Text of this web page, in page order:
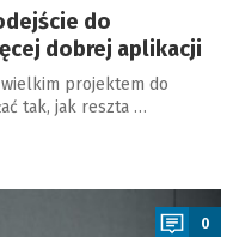
do
dobrej aplikacji
wielkim projektem do
tak, jak reszta …
0